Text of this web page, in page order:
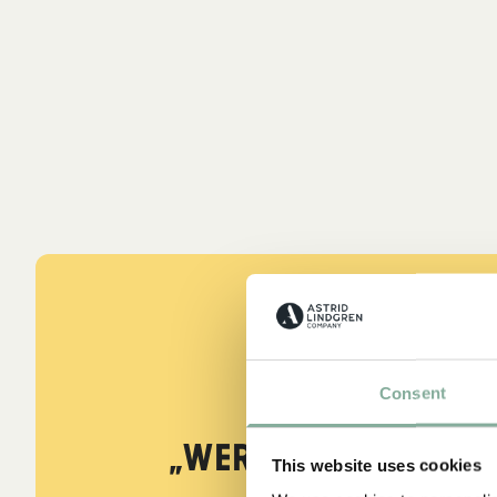
Consent
This website uses cookies
„Wer stark ist,